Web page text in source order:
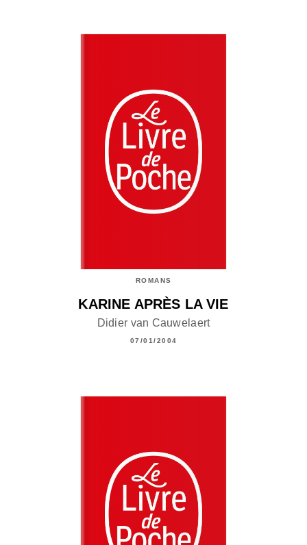
ROMANS
KARINE APRÈS LA VIE
Didier van Cauwelaert
07/01/2004